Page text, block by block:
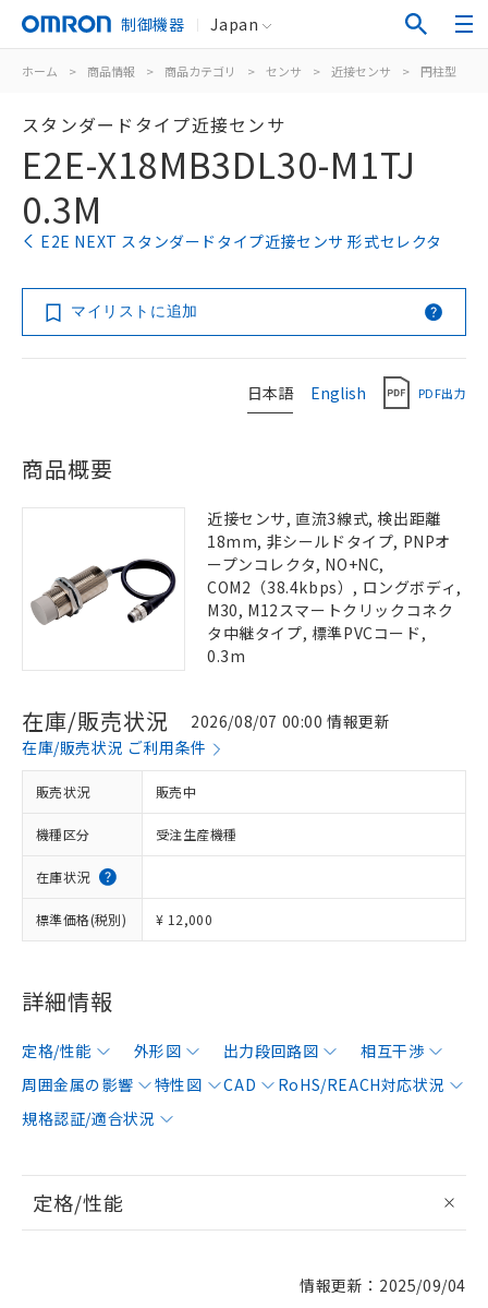
制御機器 Japan
ホーム > 商品情報 > 商品カテゴリ > センサ > 近接センサ > 円柱型
スタンダードタイプ近接センサ
E2E-X18MB3DL30-M1TJ
0.3M
E2E NEXT スタンダードタイプ近接センサ 形式セレクタ
マイリストに追加
日本語 English PDF出力
商品概要
近接センサ, 直流3線式, 検出距離
18mm, 非シールドタイプ, PNPオ
ープンコレクタ, NO+NC,
COM2（38.4kbps）, ロングボディ,
M30, M12スマートクリックコネク
タ中継タイプ, 標準PVCコード,
0.3m
在庫/販売状況
2026/08/07 00:00 情報更新
在庫/販売状況 ご利用条件
販売状況 販売中
機種区分 受注生産機種
在庫状況
標準価格(税別) ¥ 12,000
詳細情報
定格/性能 外形図 出力段回路図
相互干渉
周囲金属の影響
特性図 CAD
RoHS/REACH対応状況
規格認証/適合状況
定格/性能
情報更新：2025/09/04